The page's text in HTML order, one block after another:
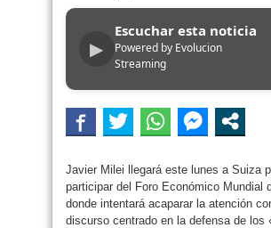
▶
Escuchar esta noticia
Powered by Evolucion
Streaming
Javier Milei llegará este lunes a Suiza
participar del Foro Económico Mundial
donde intentará acaparar la atención
discurso centrado en la defensa de los